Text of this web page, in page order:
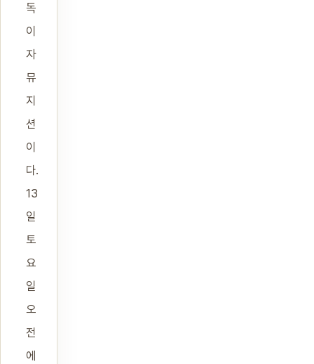
독
이
자
뮤
지
션
이
다.
13
일
토
요
일
오
전
에